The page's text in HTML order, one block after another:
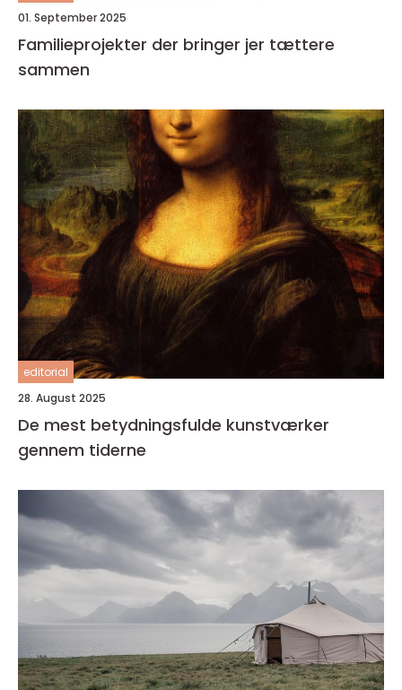
01. September 2025
Familieprojekter der bringer jer tættere
sammen
editorial
28. August 2025
De mest betydningsfulde kunstværker
gennem tiderne